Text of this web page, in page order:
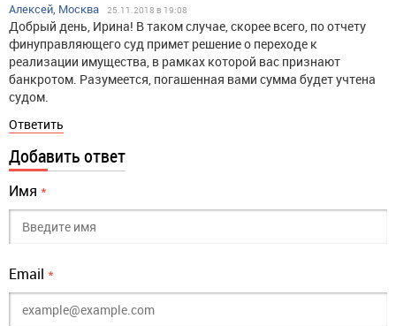
Алексей, Москва 25.11.2018 в 19:08
Добрый день, Ирина! В таком случае, скорее всего, по отчету
финуправляющего суд примет решение о переходе к
реализации имущества, в рамках которой вас признают
банкротом. Разумеется, погашенная вами сумма будет учтена
судом.
Ответить
Добавить ответ
Имя *
Email *